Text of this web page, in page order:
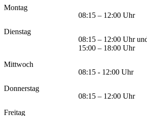
Montag
08:15 – 12:00 Uhr
Dienstag
08:15 – 12:00 Uhr
15:00 – 18:00 Uhr
Mittwoch
08:15 - 12:00 Uhr
Donnerstag
08:15 – 12:00 Uhr
Freitag